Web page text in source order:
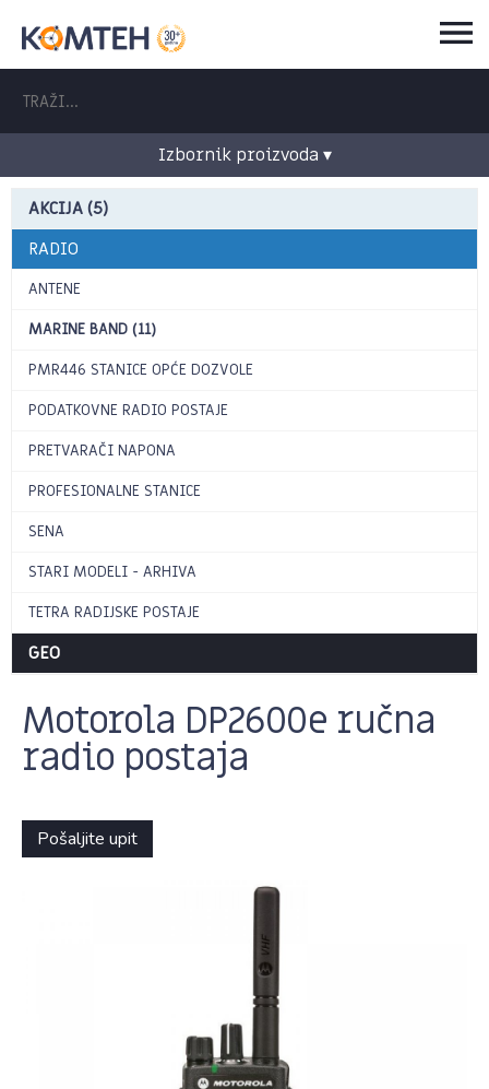
Izbornik proizvoda ▾
AKCIJA (5)
RADIO
ANTENE
MARINE BAND (11)
PMR446 STANICE OPĆE DOZVOLE
PODATKOVNE RADIO POSTAJE
PRETVARAČI NAPONA
PROFESIONALNE STANICE
SENA
STARI MODELI - ARHIVA
TETRA RADIJSKE POSTAJE
GEO
Motorola DP2600e ručna
radio postaja
Pošaljite upit